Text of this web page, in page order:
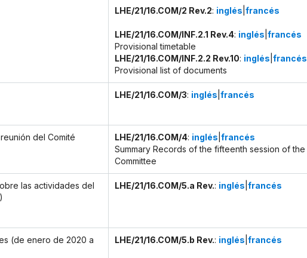
LHE/21/16.COM/2 Rev.2: inglés francés
LHE/21/16.COM/INF.2.1 Rev.4: inglés francés
Provisional timetable
LHE/21/16.COM/INF.2.2 Rev.10: inglés francés
Provisional list of documents
LHE/21/16.COM/3: inglés francés
del Comité
LHE/21/16.COM/4: inglés francés
Summary Records of the fifteenth session of the
Committee
las actividades del
LHE/21/16.COM/5.a Rev.: inglés francés
(de enero de 2020 a
LHE/21/16.COM/5.b Rev.: inglés francés